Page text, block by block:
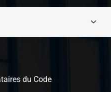
du Code